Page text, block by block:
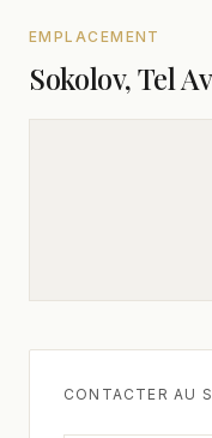
EMPLACEMENT
Sokolov, Tel
CONTACTER AU